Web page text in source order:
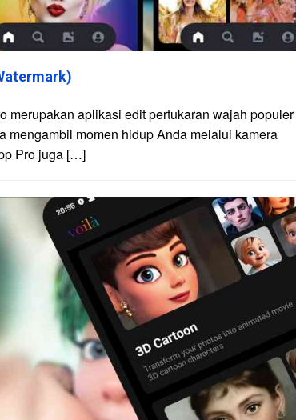
merupakan aplikasi edit pertukaran wajah populer
mengambil momen hidup Anda melalui kamera
Pro juga […]